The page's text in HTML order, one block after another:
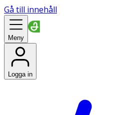
Gå till innehåll
Meny
Logga in